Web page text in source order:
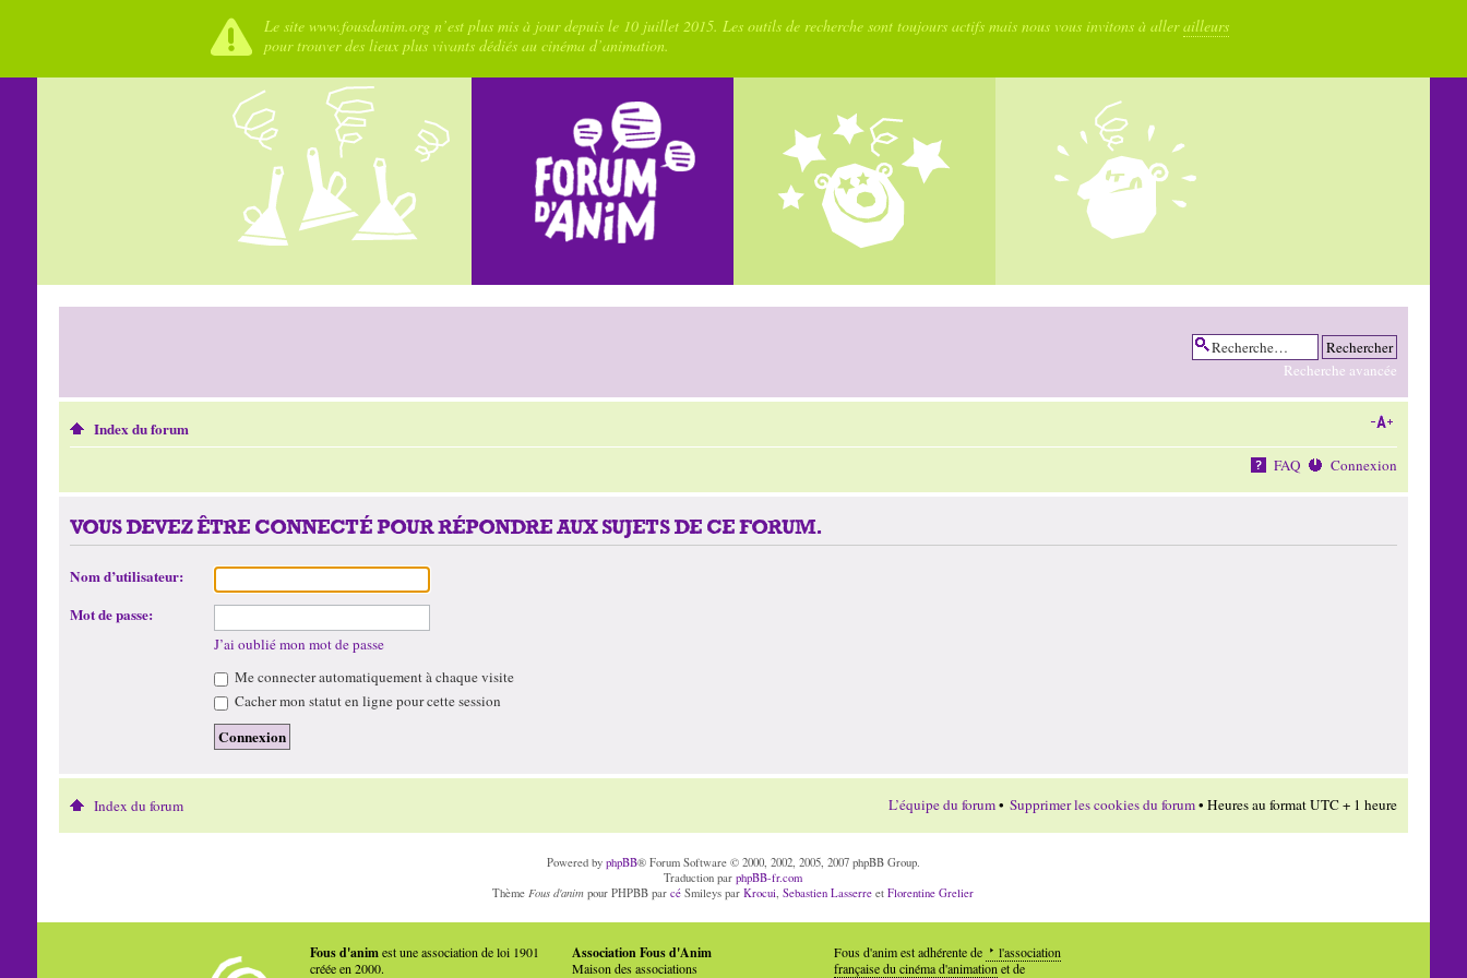
Le site www.fousdanim.org n’est plus mis à jour depuis le 10 juillet 2015. Les outils de recherche sont toujours actifs mais nous vous invitons à allerailleurs
pour trouver des lieux plus vivants dédiés au cinéma d’animation.
Recherche avancée
Index du forum
FAQ Connexion
VOUS DEVEZ ÊTRE CONNECTÉ POUR RÉPONDRE AUX SUJETS DE CE FORUM.
Nom d’utilisateur:
Mot de passe:
J’ai oublié mon mot de passe
Me connecter automatiquement à chaque visite
Cacher mon statut en ligne pour cette session
Index du forum L’équipe du forum• Supprimer les cookies du forum• Heures au format UTC + 1 heure
Powered by phpBB® Forum Software © 2000, 2002, 2005, 2007 phpBB Group.
Traduction parphpBB-fr.com
Thème Fous d'anim pour PHPBB parcé Smileys parKrocui ,Sebastien Lasserre etFlorentine Grelier
Fous d'animest une association de loi 1901
créée en 2000.
Association Fous d'Anim
Maison des associations
Fous d'anim est adhérente de
l'association
française du cinéma d'animation et de